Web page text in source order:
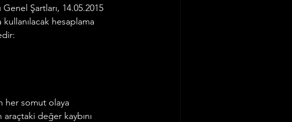
Şartları, 14.05.2015
hesaplama
her somut olaya
değer kaybını